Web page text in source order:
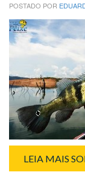
POSTADO POR
LEIA MAIS